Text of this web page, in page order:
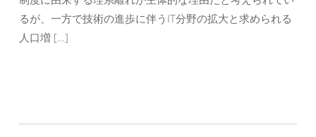
るが、一方で技術の進歩に伴うIT分野の拡大と求められる
人口増 […]